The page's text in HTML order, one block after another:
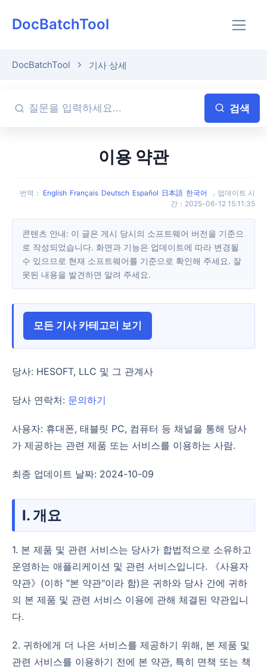
DocBatchTool
DocBatchTool 기사 상세
검색
이용 약관
번역 ： English Français Deutsch Español 日本語 한국어 ， 업데이트 시
간 ： 2025-06-12 15:11:35
콘텐츠 안내: 이 글은 게시 당시의 소프트웨어 버전을 기준으
로 작성되었습니다. 화면과 기능은 업데이트에 따라 변경될
수 있으므로 현재 소프트웨어를 기준으로 확인해 주세요. 잘
못된 내용을 발견하면 알려 주세요.
모든 기사 카테고리 보기
당사: HESOFT, LLC 및 그 관계사
당사 연락처: 문의하기
사용자: 휴대폰, 태블릿 PC, 컴퓨터 등 채널을 통해 당사
가 제공하는 관련 제품 또는 서비스를 이용하는 사람.
최종 업데이트 날짜: 2024-10-09
I. 개요
1. 본 제품 및 관련 서비스는 당사가 합법적으로 소유하고
운영하는 애플리케이션 및 관련 서비스입니다. 《사용자
약관》(이하 "본 약관"이라 함)은 귀하와 당사 간에 귀하
의 본 제품 및 관련 서비스 이용에 관해 체결된 약관입니
다.
2. 귀하에게 더 나은 서비스를 제공하기 위해, 본 제품 및
관련 서비스를 이용하기 전에 본 약관, 특히 면책 또는 책